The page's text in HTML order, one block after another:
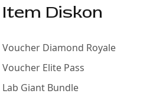
Item Diskon
Voucher Diamond Royale
Voucher Elite Pass
Lab Giant Bundle